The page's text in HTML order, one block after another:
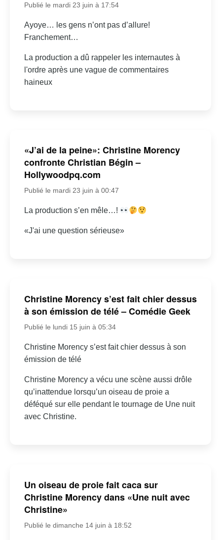
Publié le mardi 23 juin à 17:54
Ayoye… les gens n’ont pas d’allure!
Franchement…
La production a dû rappeler les internautes à
l'ordre après une vague de commentaires
haineux
«J’ai de la peine»: Christine Morency
confronte Christian Bégin –
Hollywoodpq.com
Publié le mardi 23 juin à 00:47
La production s’en mêle…!
«J'ai une question sérieuse»
Christine Morency s’est fait chier dessus
à son émission de télé – Comédie Geek
Publié le lundi 15 juin à 05:34
Christine Morency s’est fait chier dessus à son
émission de télé
Christine Morency a vécu une scène aussi drôle
qu’inattendue lorsqu’un oiseau de proie a
déféqué sur elle pendant le tournage de Une nuit
avec Christine.
Un oiseau de proie fait caca sur
Christine Morency dans «Une nuit avec
Christine»
Publié le dimanche 14 juin à 18:52